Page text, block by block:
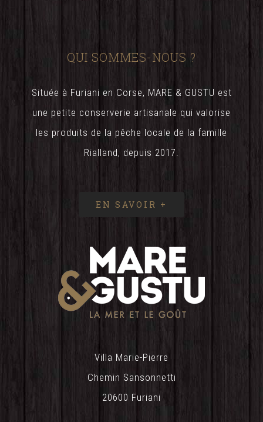
QUI SOMMES-NOUS ?
Située à Furiani en Corse, MARE & GUSTU est
une petite conserverie artisanale qui valorise
les produits de la pêche locale de la famille
Rialland, depuis 2017.
EN SAVOIR +
Villa Marie-Pierre
Chemin Sansonnetti
20600 Furiani